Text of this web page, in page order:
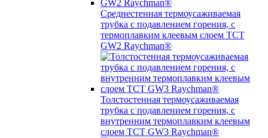
Среднестенная термоусаживаемая
трубка c подавлением горения, с
термоплавким клеевым слоем TCT
GW2 Raychman®
Толстостенная термоусаживаемая
трубка c подавлением горения, с
внутренним термоплавким клеевым
слоем TCT GW3 Raychman®